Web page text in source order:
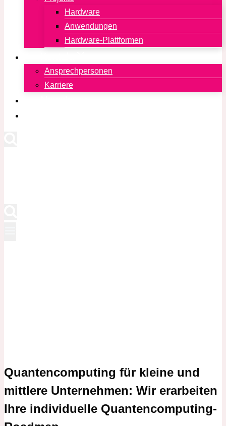
Hardware
Anwendungen
Hardware-Plattformen
Ansprechpersonen
Karriere
Quantencomputing für kleine und
mittlere Unternehmen: Wir erarbeiten
Ihre individuelle Quantencomputing-